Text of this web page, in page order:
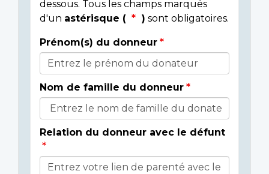
dessous. Tous les champs marqués
d'un astérisque ( ) sont obligatoires.
Donor
Details
Prénom(s) du donneur
Nom de famille du donneur
Relation du donneur avec le défunt